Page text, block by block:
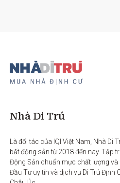
Nhà Di Trú
Là đối tác của IQI Việt Nam, Nhà Di
bất động sản từ 2018 đến nay. Tập
Động Sản chuẩn mực chất lượng và
Đầu Tư uy tín và dịch vụ Di Trú Định